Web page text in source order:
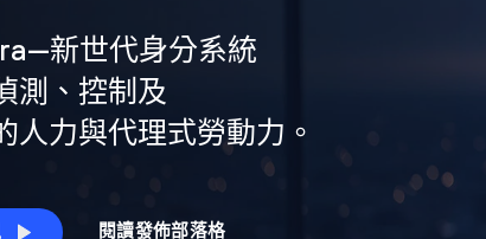
新世代身分系統
測、控制及
人力與代理式勞動力。
閱讀發佈部落格